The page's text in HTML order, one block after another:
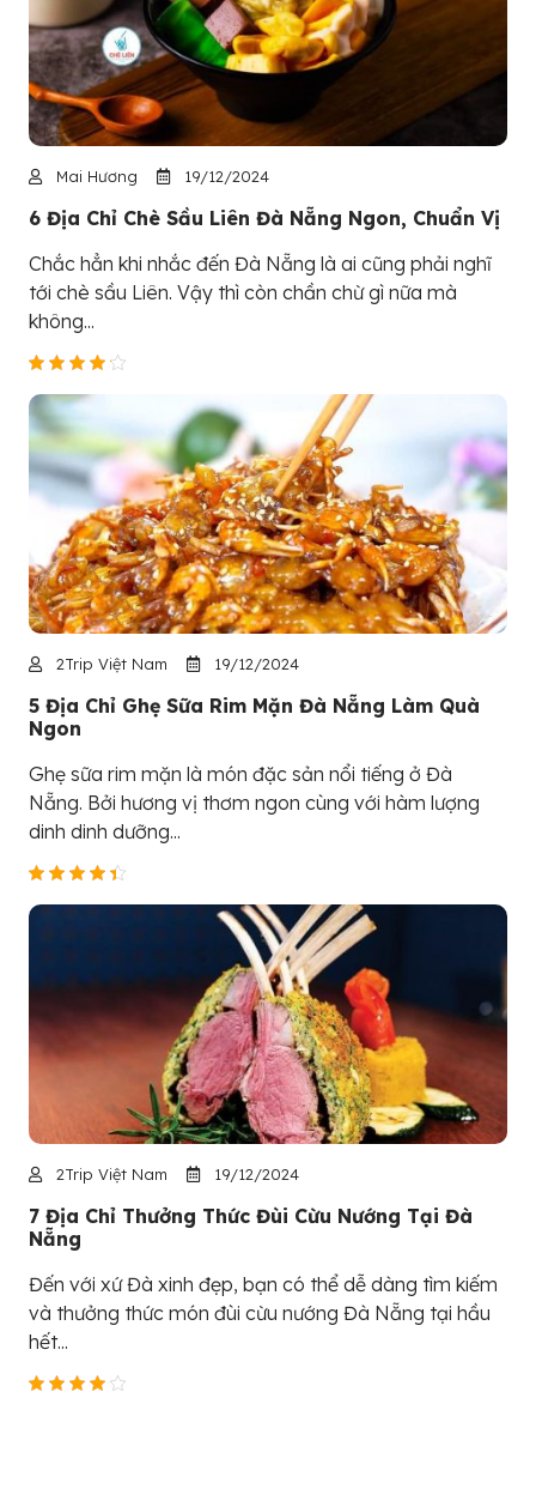
Mai Hương 19/12/2024
6 Địa Chỉ Chè Sầu Liên Đà Nẵng Ngon, Chuẩn Vị
Chắc hẳn khi nhắc đến Đà Nẵng là ai cũng phải nghĩ
tới chè sầu Liên. Vậy thì còn chần chừ gì nữa mà
không...
2Trip Việt Nam 19/12/2024
5 Địa Chỉ Ghẹ Sữa Rim Mặn Đà Nẵng Làm Quà
Ngon
Ghẹ sữa rim mặn là món đặc sản nổi tiếng ở Đà
Nẵng. Bởi hương vị thơm ngon cùng với hàm lượng
dinh dinh dưỡng...
2Trip Việt Nam 19/12/2024
7 Địa Chỉ Thưởng Thức Đùi Cừu Nướng Tại Đà
Nẵng
Đến với xứ Đà xinh đẹp, bạn có thể dễ dàng tìm kiếm
và thưởng thức món đùi cừu nướng Đà Nẵng tại hầu
hết...